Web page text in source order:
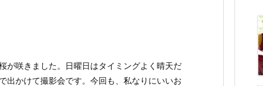
が咲きました。日曜日はタイミングよく晴天だ
出かけて撮影会です。今回も、私なりにいいお